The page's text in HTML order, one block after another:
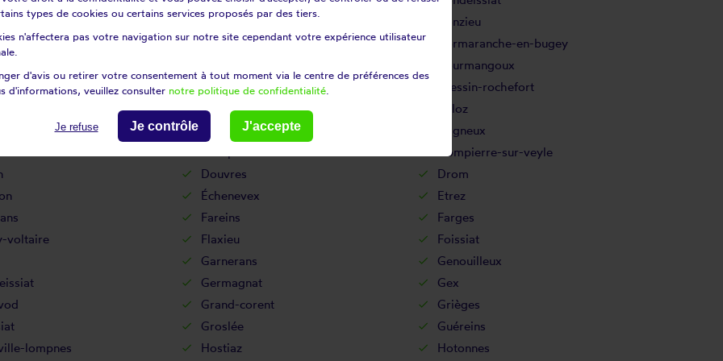
Contrevoz
Conzieu
Corlier
Cormaranche-en-bugey
Courmangoux
Cras-sur-reyssouze
Cressin-rochefort
Cruzilles-lès-mépillat
Culoz
Dagneux
Dompierre-sur-veyle
Douvres
Drom
Échenevex
Etrez
Fareins
Farges
voltaire Flaxieu
Foissiat
Garnerans
Genouilleux
Germagnat
Gex
Grand-corent
Grièges
Groslée
Guéreins
lompnes Hostiaz
Hotonnes
types de cookies ou certains services proposés par des tiers.
n'affectera pas votre navigation sur notre site cependant votre expérience utilisateur
d'avis ou retirer votre consentement à tout moment via le centre de préférences des
d'informations, veuillez consulter notre politique de confidentialité
Je refuse Je contrôle J'accepte